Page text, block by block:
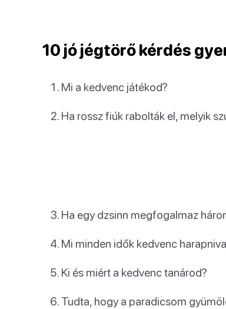
10 jó jégtörő kérdés
Mi a kedvenc játékod?
Ha rossz fiúk rabolták el, melyik
Ha egy dzsinn megfogalmaz
Mi minden idők kedvenc
Ki és miért a kedvenc tanárod?
Tudta, hogy a paradicsom